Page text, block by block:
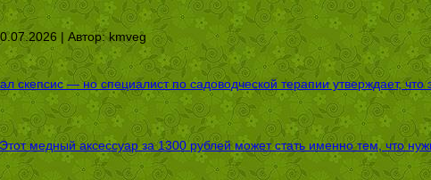
| Автор:kmveg
— но специалист по садоводческой терапии утверждает, что
медный аксессуар за 1300 рублей может стать именно тем, что